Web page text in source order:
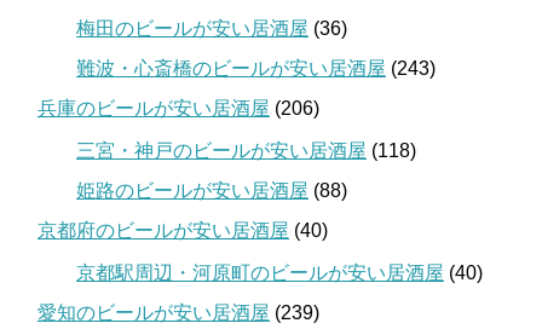
梅田のビールが安い居酒屋 (36)
難波・心斎橋のビールが安い居酒屋 (243)
兵庫のビールが安い居酒屋 (206)
三宮・神戸のビールが安い居酒屋 (118)
姫路のビールが安い居酒屋 (88)
京都府のビールが安い居酒屋 (40)
京都駅周辺・河原町のビールが安い居酒屋 (40)
愛知のビールが安い居酒屋 (239)